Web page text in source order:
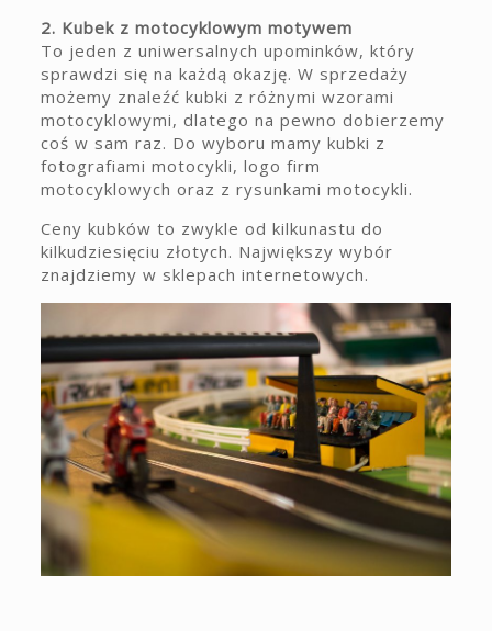
2. Kubek z motocyklowym motywem
To jeden z uniwersalnych upominków, który
sprawdzi się na każdą okazję. W sprzedaży
możemy znaleźć kubki z różnymi wzorami
motocyklowymi, dlatego na pewno dobierzemy
coś w sam raz. Do wyboru mamy kubki z
fotografiami motocykli, logo firm
motocyklowych oraz z rysunkami motocykli.
Ceny kubków to zwykle od kilkunastu do
kilkudziesięciu złotych. Największy wybór
znajdziemy w sklepach internetowych.